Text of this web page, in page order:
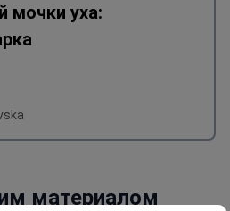
мочки уха:
материалом